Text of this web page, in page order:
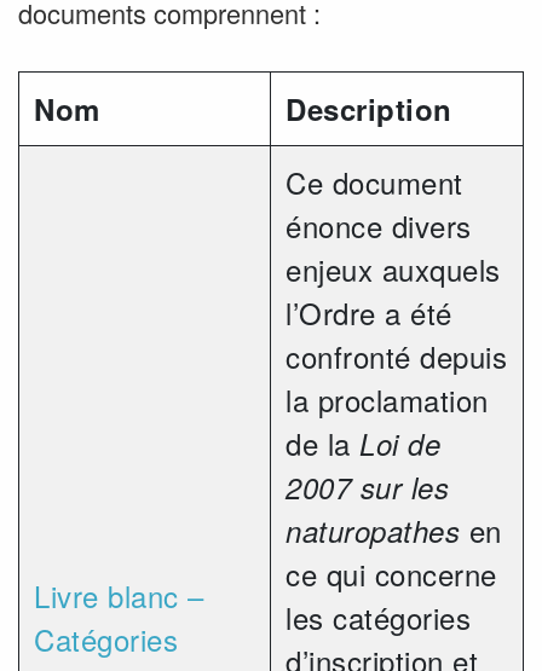
documents comprennent :
Nom Description
Livre blanc –
Catégories
Ce document
énonce divers
enjeux auxquels
l’Ordre a été
confronté depuis
la proclamation
de la Loi de
2007 sur les
naturopathes en
ce qui concerne
les catégories
d’inscription et